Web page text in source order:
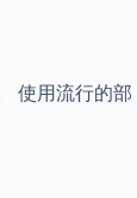
使用流行的部